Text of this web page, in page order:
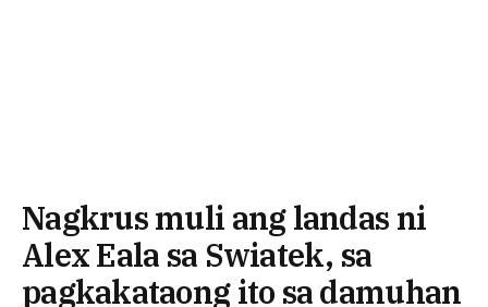
Nagkrus muli ang landas ni
Alex Eala sa Swiatek, sa
pagkakataong ito sa damuhan